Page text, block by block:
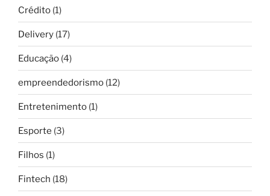
Crédito (1)
Delivery (17)
Educação (4)
empreendedorismo (12)
Entretenimento (1)
Esporte (3)
Filhos (1)
Fintech (18)